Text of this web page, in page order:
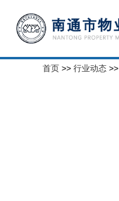
首页 >> 行业动态 >>